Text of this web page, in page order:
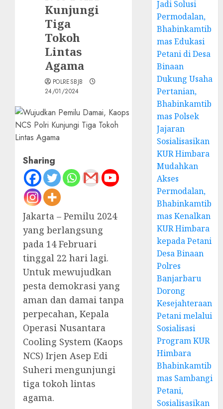
Kunjungi
Tiga
Tokoh
Lintas
Agama
POLRESBJB
24/01/2024
Sharing
Jakarta – Pemilu 2024
yang berlangsung
pada 14 Februari
tinggal 22 hari lagi.
Untuk mewujudkan
pesta demokrasi yang
aman dan damai tanpa
perpecahan, Kepala
Operasi Nusantara
Cooling System (Kaops
NCS) Irjen Asep Edi
Suheri mengunjungi
tiga tokoh lintas
agama.
Jadi Solusi
Permodalan,
Bhabinkamtib
mas Edukasi
Petani di Desa
Binaan
Dukung Usaha
Pertanian,
Bhabinkamtib
mas Polsek
Jajaran
Sosialisasikan
KUR Himbara
Mudahkan
Akses
Permodalan,
Bhabinkamtib
mas Kenalkan
KUR Himbara
kepada Petani
Desa Binaan
Polres
Banjarbaru
Dorong
Kesejahteraan
Petani melalui
Sosialisasi
Program KUR
Himbara
Bhabinkamtib
mas Sambangi
Petani,
Sosialisasikan